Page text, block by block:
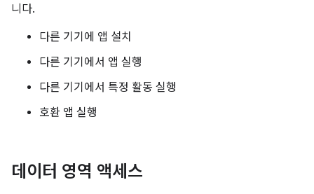
니다.
다른 기기에 앱 설치
다른 기기에서 앱 실행
다른 기기에서 특정 활동 실행
호환 앱 실행
데이터 영역 액세스